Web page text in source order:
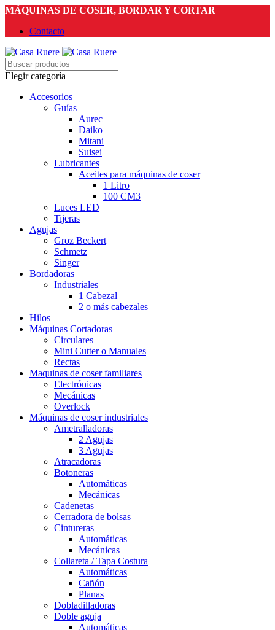
MÁQUINAS DE COSER, BORDAR Y CORTAR
Contacto
Elegir categoría
Accesorios
Guías
Aurec
Daiko
Mitani
Suisei
Lubricantes
Aceites para máquinas de coser
1 Litro
100 CM3
Luces LED
Tijeras
Agujas
Groz Beckert
Schmetz
Singer
Bordadoras
Industriales
1 Cabezal
2 o más cabezales
Hilos
Máquinas Cortadoras
Circulares
Mini Cutter o Manuales
Rectas
Maquinas de coser familiares
Electrónicas
Mecánicas
Overlock
Máquinas de coser industriales
Ametralladoras
2 Agujas
3 Agujas
Atracadoras
Botoneras
Automáticas
Mecánicas
Cadenetas
Cerradora de bolsas
Cintureras
Automáticas
Mecánicas
Collareta / Tapa Costura
Automáticas
Cañón
Planas
Dobladilladoras
Doble aguja
Automáticas